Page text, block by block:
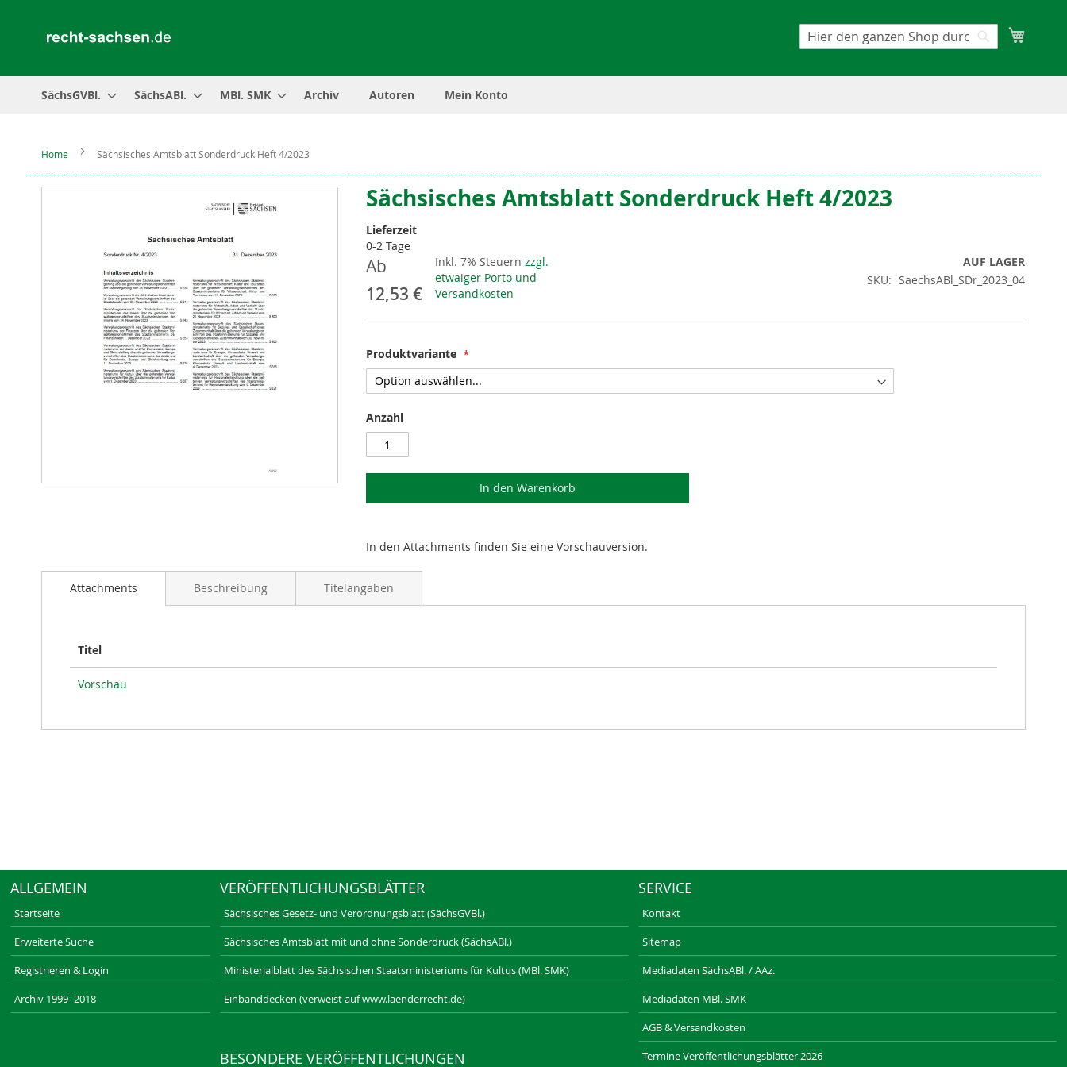
Suche
SächsGVBl. SächsABl. MBl. SMK Archiv Autoren Mein Konto
Home Sächsisches Amtsblatt Sonderdruck Heft 4/2023
Sächsisches Amtsblatt Sonderdruck Heft 4/2023
Lieferzeit
0-2 Tage
Ab
12,53 €
Inkl. 7% Steuern zzgl.
etwaiger Porto und
Versandkosten
AUF LAGER
SKU
SaechsABl_SDr_2023_04
Produktvariante
Anzahl
In den Warenkorb
In den Attachments finden Sie eine Vorschauversion.
Attachments
Titel
Vorschau
Beschreibung Titelangaben
ALLGEMEIN
Startseite
Erweiterte Suche
Registrieren & Login
Archiv 1999–2018
VERÖFFENTLICHUNGSBLÄTTER
Sächsisches Gesetz- und Verordnungsblatt (SächsGVBl.)
Sächsisches Amtsblatt mit und ohne Sonderdruck (SächsABl.)
Ministerialblatt des Sächsischen Staatsministeriums für Kultus (MBl. SMK)
Einbanddecken (verweist auf www.laenderrecht.de)
BESONDERE VERÖFFENTLICHUNGEN
SERVICE
Kontakt
Sitemap
Mediadaten SächsABl. / AAz.
Mediadaten MBl. SMK
AGB & Versandkosten
Termine Veröffentlichungsblätter 2026